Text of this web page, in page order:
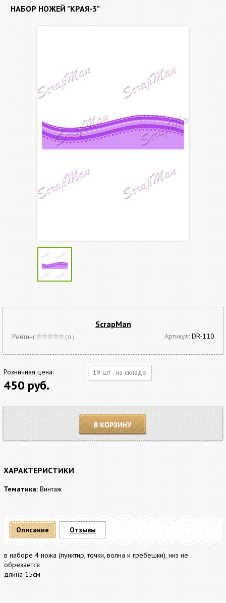
НАБОР НОЖЕЙ "КРАЯ-3"
ScrapMan
Рейтинг ( 0 ) Артикул: DR-110
Розничная цена:
450 руб.
19 шт . на складе
В корзину
ХАРАКТЕРИСТИКИ
Тематика: Винтаж
Описание
в наборе 4 ножа (пунктир, точки, волна и гребешки), низ не
обрезается
длина 15см
Отзывы